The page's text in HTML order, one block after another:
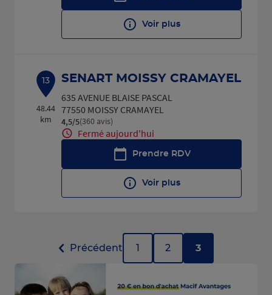
Voir plus
13
48.44
km
SENART MOISSY CRAMAYEL
635 AVENUE BLAISE PASCAL
77550 MOISSY CRAMAYEL
4,5/5Note de 4.5 sur 5
(360 avis)
Fermé aujourd'hui
Prendre RDV
Voir plus
Précédent 1 2 3